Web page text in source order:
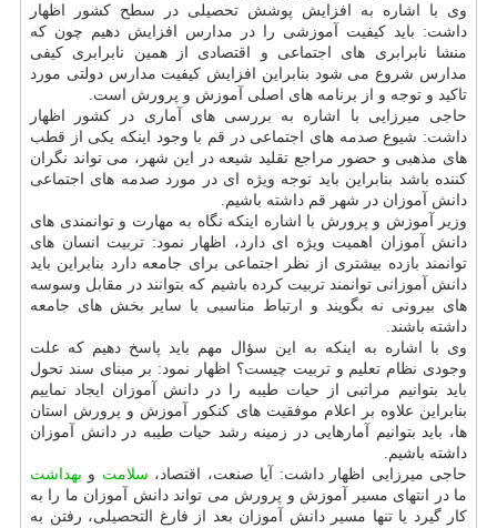
وی با اشاره به افزایش پوشش تحصیلی در سطح كشور اظهار
داشت: باید كیفیت آموزشی را در مدارس افزایش دهیم چون كه
منشا نابرابری های اجتماعی و اقتصادی از همین نابرابری كیفی
مدارس شروع می شود بنابراین افزایش كیفیت مدارس دولتی مورد
تاكید و توجه و از برنامه های اصلی آموزش و پرورش است.
حاجی میرزایی با اشاره به بررسی های آماری در كشور اظهار
داشت: شیوع صدمه های اجتماعی در قم با وجود اینكه یكی از قطب
های مذهبی و حضور مراجع تقلید شیعه در این شهر، می تواند نگران
كننده باشد بنابراین باید توجه ویژه ای در مورد صدمه های اجتماعی
دانش آموزان در شهر قم داشته باشیم.
وزیر آموزش و پرورش با اشاره اینكه نگاه به مهارت و توانمندی های
دانش آموزان اهمیت ویژه ای دارد، اظهار نمود: تربیت انسان های
توانمند بازده بیشتری از نظر اجتماعی برای جامعه دارد بنابراین باید
دانش آموزانی توانمند تربیت كرده باشیم كه بتوانند در مقابل وسوسه
های بیرونی نه بگویند و ارتباط مناسبی با سایر بخش های جامعه
داشته باشند.
وی با اشاره به اینكه به این سؤال مهم باید پاسخ دهیم كه علت
وجودی نظام تعلیم و تربیت چیست؟ اظهار نمود: بر مبنای سند تحول
باید بتوانیم مراتبی از حیات طیبه را در دانش آموزان ایجاد نماییم
بنابراین علاوه بر اعلام موفقیت های كنكور آموزش و پرورش استان
ها، باید بتوانیم آمارهایی در زمینه رشد حیات طیبه در دانش آموزان
داشته باشیم.
حاجی میرزایی اظهار داشت: آیا صنعت، اقتصاد، سلامت و بهداشت
ما در انتهای مسیر آموزش و پرورش می تواند دانش آموزان ما را به
كار گیرد یا تنها مسیر دانش آموزان بعد از فارغ التحصیلی، رفتن به